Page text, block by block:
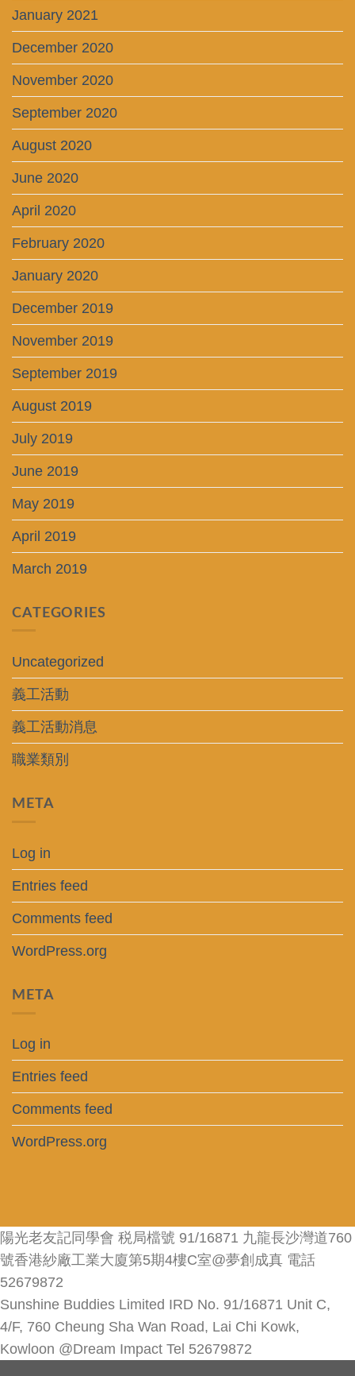
January 2021
December 2020
November 2020
September 2020
August 2020
June 2020
April 2020
February 2020
January 2020
December 2019
November 2019
September 2019
August 2019
July 2019
June 2019
May 2019
April 2019
March 2019
CATEGORIES
Uncategorized
義工活動
義工活動消息
職業類別
META
Log in
Entries feed
Comments feed
WordPress.org
META
Log in
Entries feed
Comments feed
WordPress.org
陽光老友記同學會 税局檔號 91/16871 九龍長沙灣道760
號香港紗廠工業大廈第5期4樓C室@夢創成真 電話
52679872
Sunshine Buddies Limited IRD No. 91/16871 Unit C,
4/F, 760 Cheung Sha Wan Road, Lai Chi Kowk,
Kowloon @Dream Impact Tel 52679872